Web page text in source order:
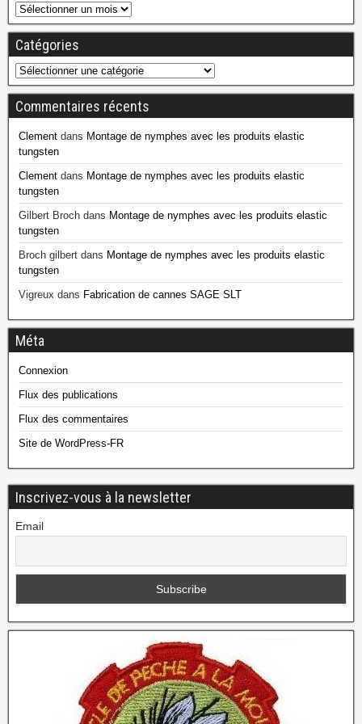
Catégories
Commentaires récents
Clement dans Montage de nymphes avec les produits elastic
tungsten
Clement dans Montage de nymphes avec les produits elastic
tungsten
Gilbert Broch dans Montage de nymphes avec les produits elastic
tungsten
Broch gilbert dans Montage de nymphes avec les produits elastic
tungsten
Vigreux dans Fabrication de cannes SAGE SLT
Méta
Connexion
Flux des publications
Flux des commentaires
Site de WordPress-FR
Inscrivez-vous à la newsletter
Email